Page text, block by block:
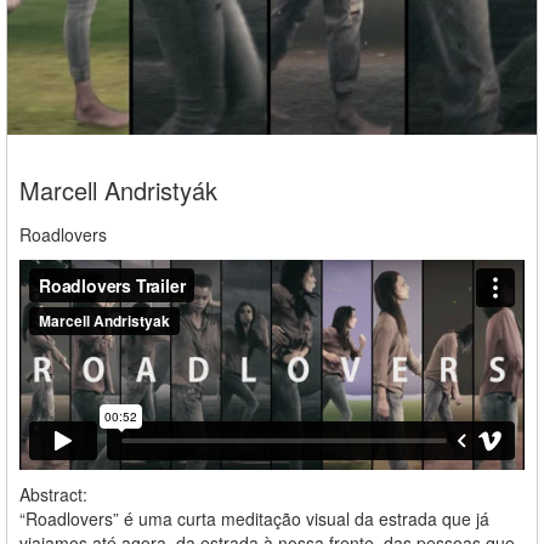
Marcell Andristyák
Roadlovers
Abstract:
“Roadlovers” é uma curta meditação visual da estrada que já